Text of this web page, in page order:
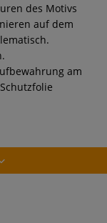
des Motivs
auf dem
am